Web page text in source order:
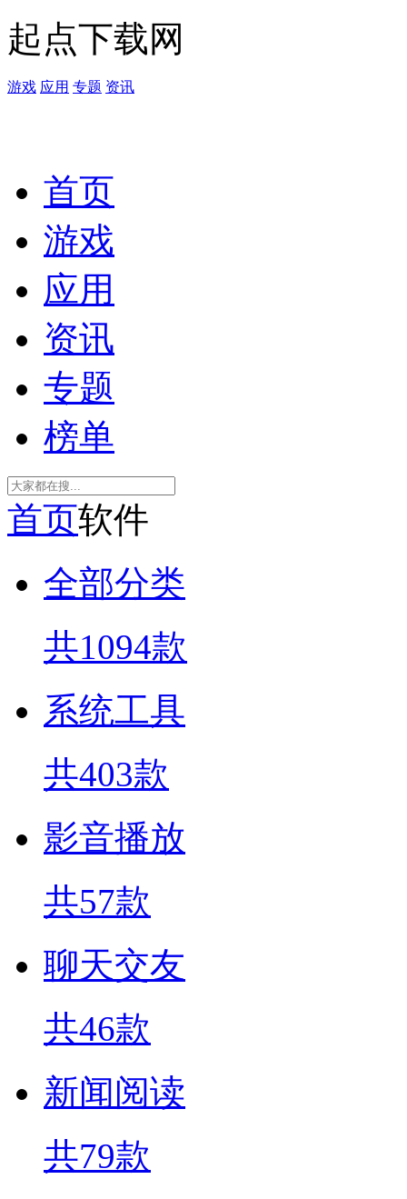
起点下载网
游戏 应用 专题 资讯
首页
游戏
应用
资讯
专题
榜单
首页软件
全部分类
共1094款
系统工具
共403款
影音播放
共57款
聊天交友
共46款
新闻阅读
共79款